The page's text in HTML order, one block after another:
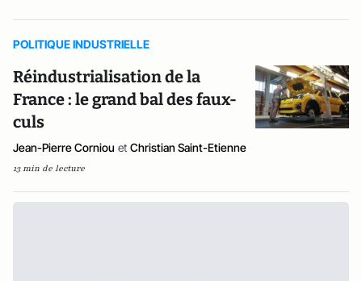
POLITIQUE INDUSTRIELLE
Réindustrialisation de la
France : le grand bal des faux-
culs
Jean-Pierre Corniou et Christian Saint-Etienne
13 min de lecture